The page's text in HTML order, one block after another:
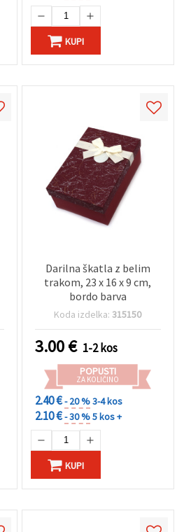
KUPI
Darilna škatla z belim
trakom, 23 x 16 x 9 cm,
bordo barva
Koda izdelka:315150
3.00€ 1-2 kos
POPUSTI
ZA KOLIČINO
2.40 €- 20 %3-4 kos
2.10 €- 30 %5 kos +
KUPI